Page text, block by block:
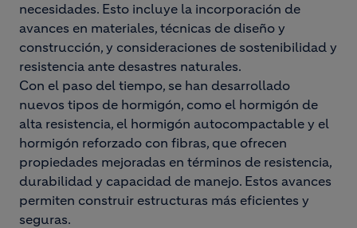
necesidades. Esto incluye la incorporación de
avances en materiales, técnicas de diseño y
construcción, y consideraciones de sostenibilidad y
resistencia ante desastres naturales.
Con el paso del tiempo, se han desarrollado
nuevos tipos de hormigón, como el hormigón de
alta resistencia, el hormigón autocompactable y el
hormigón reforzado con fibras, que ofrecen
propiedades mejoradas en términos de resistencia,
durabilidad y capacidad de manejo. Estos avances
permiten construir estructuras más eficientes y
seguras.